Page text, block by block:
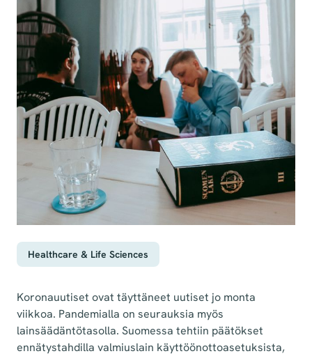
Healthcare & Life Sciences
Koronauutiset ovat täyttäneet uutiset jo monta
viikkoa. Pandemialla on seurauksia myös
lainsäädäntötasolla. Suomessa tehtiin päätökset
ennätystahdilla valmiuslain käyttöönottoasetuksista,